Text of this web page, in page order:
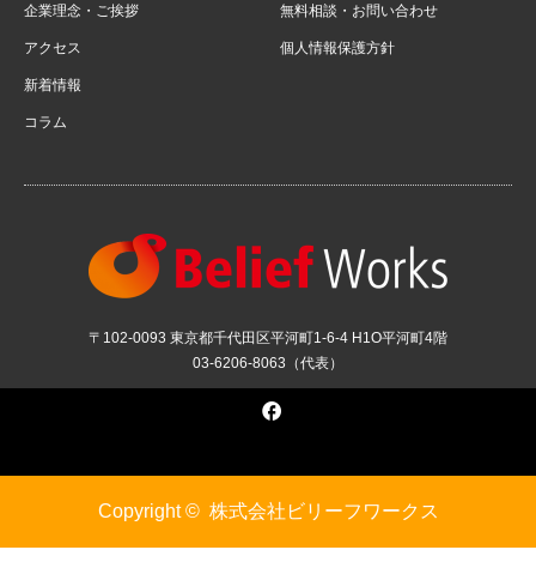
企業理念・ご挨拶
アクセス
新着情報
コラム
無料相談・お問い合わせ
個人情報保護方針
〒102-0093 東京都千代田区平河町1-6-4 H1O平河町4階
03-6206-8063（代表）
Copyright © 株式会社ビリーフワークス